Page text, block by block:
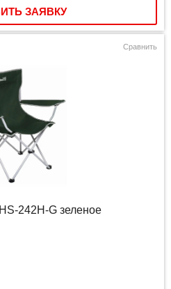
ЗАЯВКУ
Сравнить
242H-G зеленое